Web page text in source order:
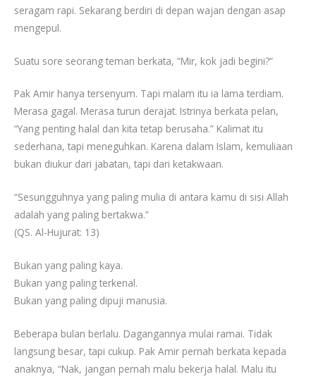
seragam rapi. Sekarang berdiri di depan wajan dengan asap
mengepul.
Suatu sore seorang teman berkata, “Mir, kok jadi begini?”
Pak Amir hanya tersenyum. Tapi malam itu ia lama terdiam.
Merasa gagal. Merasa turun derajat. Istrinya berkata pelan,
“Yang penting halal dan kita tetap berusaha.” Kalimat itu
sederhana, tapi meneguhkan. Karena dalam Islam, kemuliaan
bukan diukur dari jabatan, tapi dari ketakwaan.
“Sesungguhnya yang paling mulia di antara kamu di sisi Allah
adalah yang paling bertakwa.”
(QS. Al-Hujurat: 13)
Bukan yang paling kaya.
Bukan yang paling terkenal.
Bukan yang paling dipuji manusia.
Beberapa bulan berlalu. Dagangannya mulai ramai. Tidak
langsung besar, tapi cukup. Pak Amir pernah berkata kepada
anaknya, “Nak, jangan pernah malu bekerja halal. Malu itu